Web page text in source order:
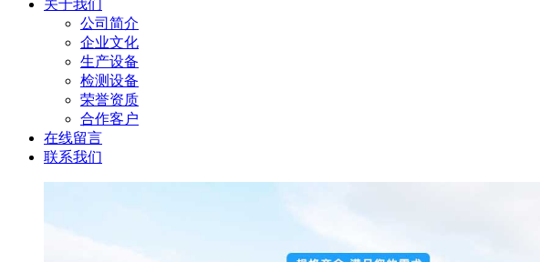
关于我们
公司简介
企业文化
生产设备
检测设备
荣誉资质
合作客户
在线留言
联系我们